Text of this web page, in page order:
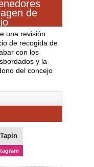
una revisión
de recogida de
con los
y la
del concejo